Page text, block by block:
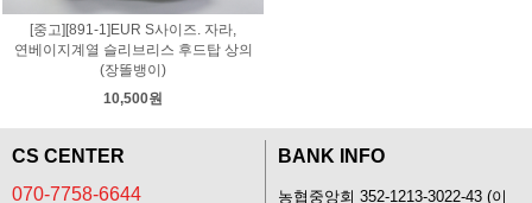
[중고][891-1]EUR S사이즈. 자라,
연베이지계열 슬리브리스 후드탑 상의
(장똘뱅이)
10,500원
CS CENTER
070-7758-6644
BANK INFO
농협중앙회 352-1213-3022-43 (이